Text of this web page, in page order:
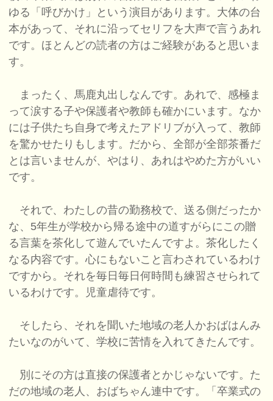
ゆる「呼びかけ」という演目があります。大体の台
本があって、それに沿ってセリフを大声で言うあれ
です。ほとんどの読者の方はご経験があると思いま
す。
まったく、馬鹿丸出しなんです。あれで、感極ま
って涙する子や保護者や教師も確かにいます。なか
には子供たち自身で考えたアドリブが入って、教師
を驚かせたりもします。だから、全部が全部茶番だ
とは言いませんが、やはり、あれはやめた方がいい
です。
それで、わたしの昔の勤務校で、送る側だったか
な、5年生が学校から帰る途中の道すがらにこの贈
る言葉を茶化して遊んでいたんですよ。茶化したく
なる内容です。心にもないこと言わされているわけ
ですから。それを毎日毎日何時間も練習させられて
いるわけです。児童虐待です。
そしたら、それを聞いた地域の老人かおばはんみ
たいなのがいて、学校に苦情を入れてきたんです。
別にその方は直接の保護者とかじゃないです。た
だの地域の老人、おばちゃん連中です。「卒業式の